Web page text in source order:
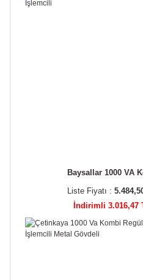
Baysallar 1000 VA
Liste Fiyatı :
İndirimli 3.016,47